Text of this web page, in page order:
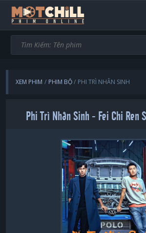
XEM PHIM PHIM BỘ PHI TRÌ NHÂN SINH
Phi Trì Nhân Sinh - Fei Chi Ren